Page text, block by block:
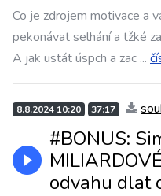
Co je zdrojem motivace a
pekonávat selhání a tžké
A jak ustát úspch a zac ...
8.8.2024 10:20 37:17
#BONUS:
odvahu dlat